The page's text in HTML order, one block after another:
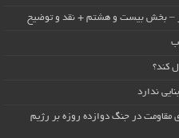
– بخش بیست و هشتم + نقد و توضیح
کند؟
ندارد
مقاومت در جنگ دوازده روزه بر رژیم